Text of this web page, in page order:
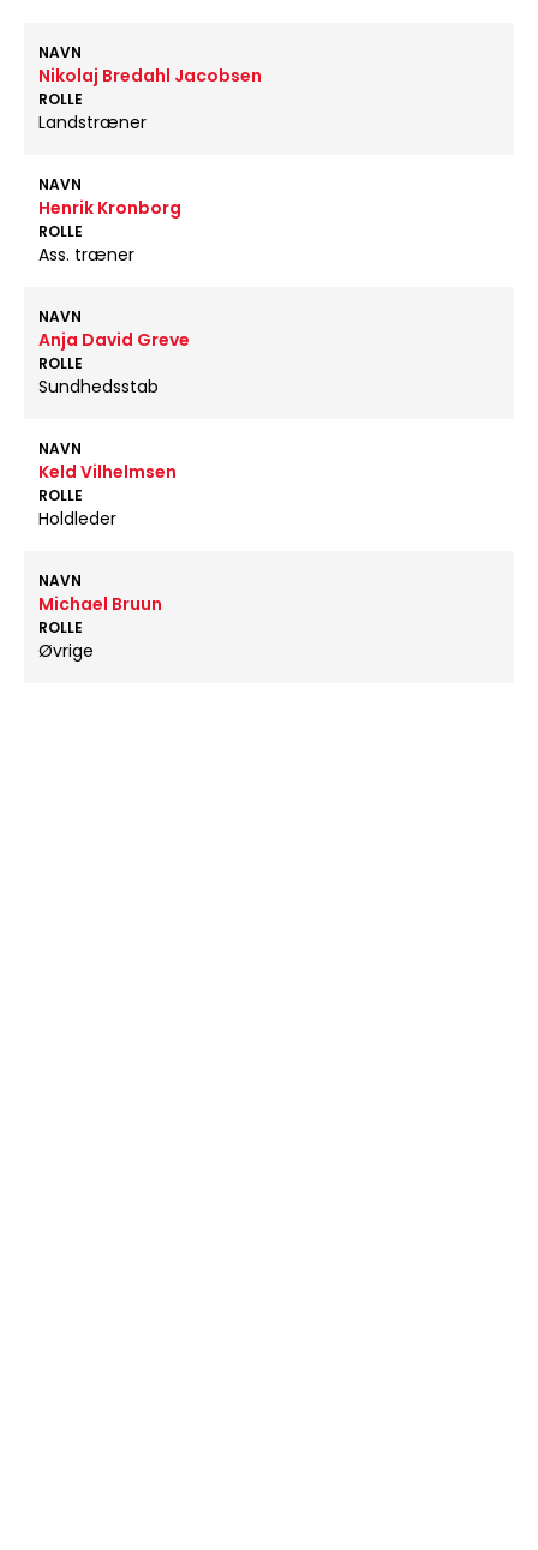
NAVN
Nikolaj Bredahl Jacobsen
ROLLE
Landstræner
NAVN
Henrik Kronborg
ROLLE
Ass. træner
NAVN
Anja David Greve
ROLLE
Sundhedsstab
NAVN
Keld Vilhelmsen
ROLLE
Holdleder
NAVN
Michael Bruun
ROLLE
Øvrige